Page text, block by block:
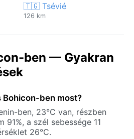
🇹🇬 Tsévié
126 km
ben — Gyakran
Bohicon-ben most?
ben, 23°C van, részben
a szél sebessége 11
26°C.